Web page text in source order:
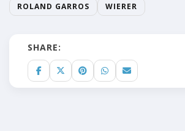
ROLAND GARROS
WIERER
SHARE: